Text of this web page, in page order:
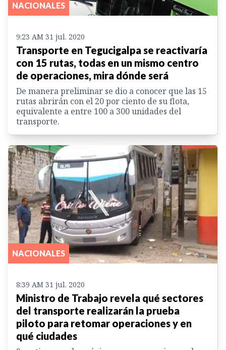
NACIONALES
9:23 AM 31 jul. 2020
Transporte en Tegucigalpa se reactivaría
con 15 rutas, todas en un mismo centro
de operaciones, mira dónde será
De manera preliminar se dio a conocer que las 15
rutas abrirán con el 20 por ciento de su flota,
equivalente a entre 100 a 300 unidades del
transporte.
NACIONALES
8:39 AM 31 jul. 2020
Ministro de Trabajo revela qué sectores
del transporte realizarán la prueba
piloto para retomar operaciones y en
qué ciudades